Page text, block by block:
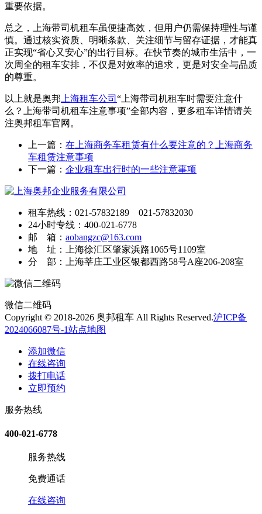
重要依据。
总之，上海带司机租车虽便捷高效，但用户仍需保持理性与谨
慎。通过核实资质、明晰条款、关注细节与留存证据，才能真
正实现“省心又安心”的出行目标。在快节奏的城市生活中，一
次周全的租车安排，不仅是对效率的追求，更是对安全与品质
的尊重。
以上就是奥邦 上海租车公司 “上海带司机租车时需要注意什
么？上海带司机租车注意事项”全部内容，更多租车详情请关
注奥邦租车官网。
上一篇： 在上海商务车租赁有什么要注意的？上海商务
车租赁注意事项
下一篇： 企业租车出行时的一些注意事项
租车热线：021-57832189 021-57832030
24小时专线：400-021-6778
邮 箱： aobangzc@163.com
地 址：上海徐汇区肇家浜路1065号1109室
分 部：上海莘庄工业区银都西路58号A座206-208室
微信二维码
Copyright © 2018-2026 奥邦租车 All Rights Reserved.沪ICP备
2024066087号-1站点地图
添加微信
在线咨询
拨打电话
立即预约
服务热线
400-021-6778
服务热线
免费通话
在线咨询